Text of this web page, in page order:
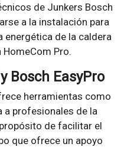
de Junkers Bosch
a la instalación para
energética de la caldera
Pro.
Bosch EasyPro
herramientas como
a profesionales de la
de facilitar el
que ofrece un apoyo